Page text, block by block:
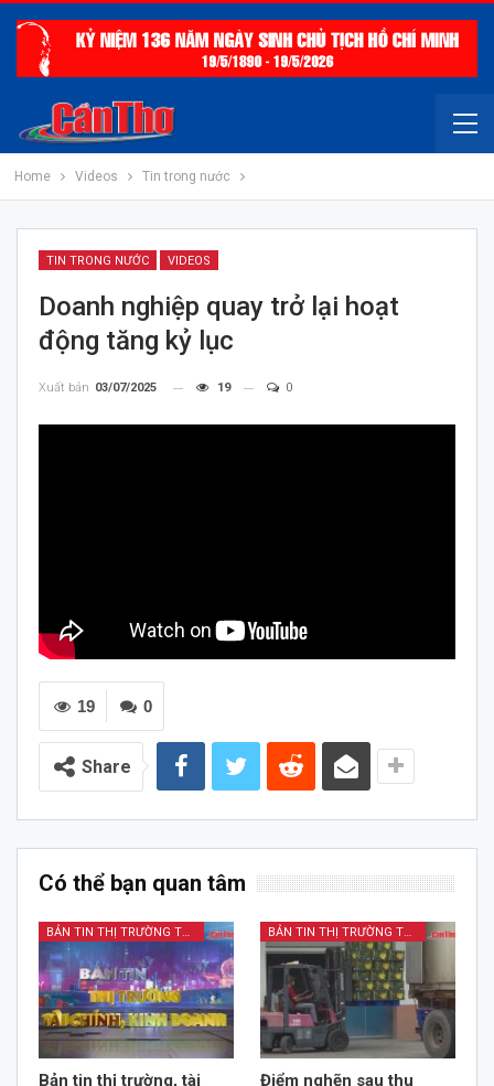
Home Videos Tin trong nước
TIN TRONG NƯỚC VIDEOS
Doanh nghiệp quay trở lại hoạt
động tăng kỷ lục
Xuất bản 03/07/2025 19 0
0
19
Share
Có thể bạn quan tâm
BẢN TIN THỊ TRƯỜNG TÀI CHÍNH KINH DOANH
Bản tin thị trường, tài
BẢN TIN THỊ TRƯỜNG TÀI CHÍNH KINH DOANH
Điểm nghẽn sau thu